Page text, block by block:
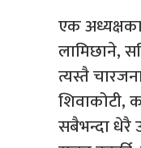
एक
लामिछाने,
त्यस्तै
शिवाकोटी,
सबैभन्दा धेरै